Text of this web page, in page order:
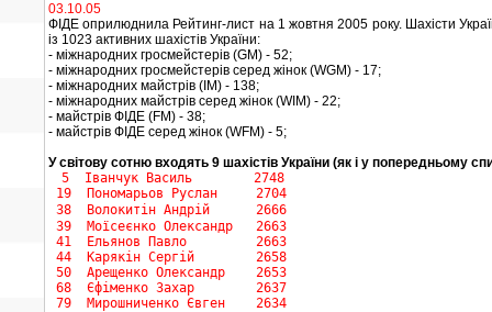
03.10.05
ФІДЕ оприлюднила Рейтинг-лист на 1 жовтня 2005 року. Шахісти
із 1023 активних шахістів України:
- міжнародних гросмейстерів (GM) - 52;
- міжнародних гросмейстерів серед жінок (WGM) - 17;
- міжнародних майстрів (IM) - 138;
- міжнародних майстрів серед жінок (WIM) - 22;
- майстрів ФІДЕ (FM) - 38;
- майстрів ФІДЕ серед жінок (WFM) - 5;
У світову сотню входять 9 шахістів України (як і у попередньому
5 Іванчук Василь 2748
19 Пономарьов Руслан 2704
38 Волокитін Андрій 2666
39 Моїсеєнко Олександр 2663
41 Ельянов Павло 2663
44 Карякін Сергій 2658
50 Арещенко Олександр 2653
68 Єфіменко Захар 2637
79 Мирошниченко Євген 2634